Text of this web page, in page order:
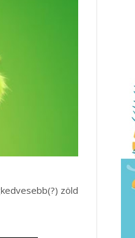
zöld